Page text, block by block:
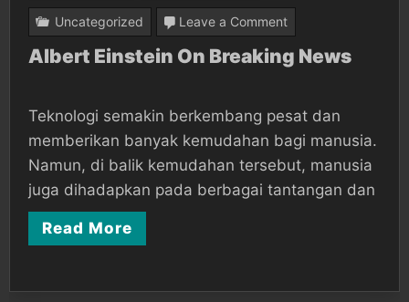
Uncategorized Leave a Commenton
Albert
News
Albert Einstein On Breaking News
Teknologi semakin berkembang pesat dan
memberikan banyak kemudahan bagi manusia.
Namun, di balik kemudahan tersebut, manusia
juga dihadapkan pada berbagai tantangan dan
Read More